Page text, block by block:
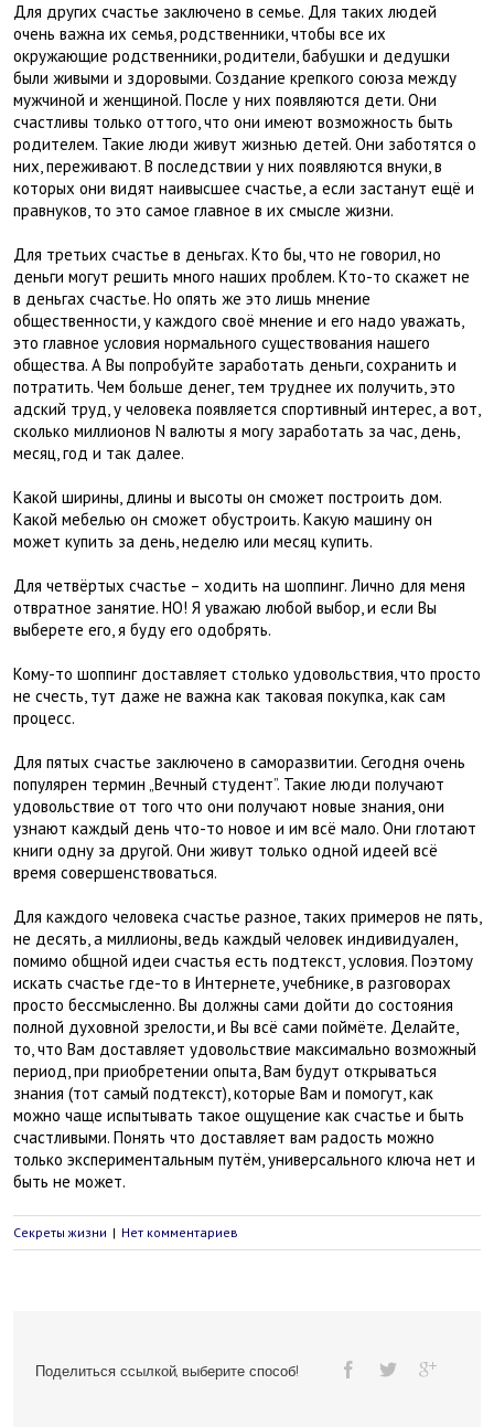
Для других счастье заключено в семье. Для таких людей
очень важна их семья, родственники, чтобы все их
окружающие родственники, родители, бабушки и дедушки
были живыми и здоровыми. Создание крепкого союза между
мужчиной и женщиной. После у них появляются дети. Они
счастливы только оттого, что они имеют возможность быть
родителем. Такие люди живут жизнью детей. Они заботятся о
них, переживают. В последствии у них появляются внуки, в
которых они видят наивысшее счастье, а если застанут ещё и
правнуков, то это самое главное в их смысле жизни.
Для третьих счастье в деньгах. Кто бы, что не говорил, но
деньги могут решить много наших проблем. Кто-то скажет не
в деньгах счастье. Но опять же это лишь мнение
общественности, у каждого своё мнение и его надо уважать,
это главное условия нормального существования нашего
общества. А Вы попробуйте заработать деньги, сохранить и
потратить. Чем больше денег, тем труднее их получить, это
адский труд, у человека появляется спортивный интерес, а вот,
сколько миллионов N валюты я могу заработать за час, день,
месяц, год и так далее.
Какой ширины, длины и высоты он сможет построить дом.
Какой мебелью он сможет обустроить. Какую машину он
может купить за день, неделю или месяц купить.
Для четвёртых счастье – ходить на шоппинг. Лично для меня
отвратное занятие. НО! Я уважаю любой выбор, и если Вы
выберете его, я буду его одобрять.
Кому-то шоппинг доставляет столько удовольствия, что просто
не счесть, тут даже не важна как таковая покупка, как сам
процесс.
Для пятых счастье заключено в саморазвитии. Сегодня очень
популярен термин „Вечный студент”. Такие люди получают
удовольствие от того что они получают новые знания, они
узнают каждый день что-то новое и им всё мало. Они глотают
книги одну за другой. Они живут только одной идеей всё
время совершенствоваться.
Для каждого человека счастье разное, таких примеров не пять,
не десять, а миллионы, ведь каждый человек индивидуален,
помимо общной идеи счастья есть подтекст, условия. Поэтому
искать счастье где-то в Интернете, учебнике, в разговорах
просто бессмысленно. Вы должны сами дойти до состояния
полной духовной зрелости, и Вы всё сами поймёте. Делайте,
то, что Вам доставляет удовольствие максимально возможный
период, при приобретении опыта, Вам будут открываться
знания (тот самый подтекст), которые Вам и помогут, как
можно чаще испытывать такое ощущение как счастье и быть
счастливыми. Понять что доставляет вам радость можно
только экспериментальным путём, универсального ключа нет и
быть не может.
Секреты жизни | Нет комментариев
Поделиться ссылкой, выберите способ!